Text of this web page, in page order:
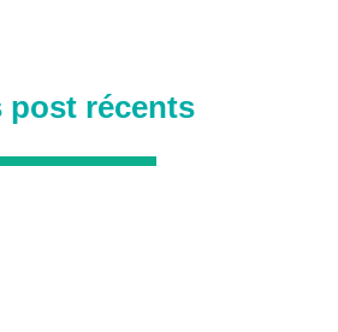
post récents